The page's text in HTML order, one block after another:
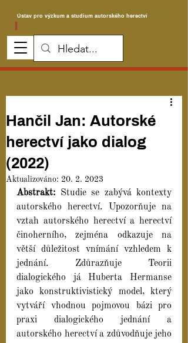
Ústav pro výzkum a studium autorského herectví
Hančil Jan: Autorské
herectví jako dialog
(2022)
Aktualizováno: 20. 2. 2023
Abstrakt: Studie se zabývá kontexty
autorského herectví. Upozorňuje na
vztah autorského herectví a herectví
činoherního, zejména odkazuje na
větší důležitost vnímání vzhledem k
jednání. Zdůrazňuje Teorii
dialogického já Huberta Hermanse
jako konstruktivistický model, který
vytváří vhodnou pojmovou bázi pro
praxi dialogického jednání a
autorského herectví a zdůvodňuje jeho